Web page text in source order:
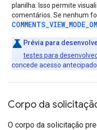
planilha. Isso permite
comentários. Se nenhum
Prévia para
testes para
concede acesso
Corpo da
O corpo da solicitação